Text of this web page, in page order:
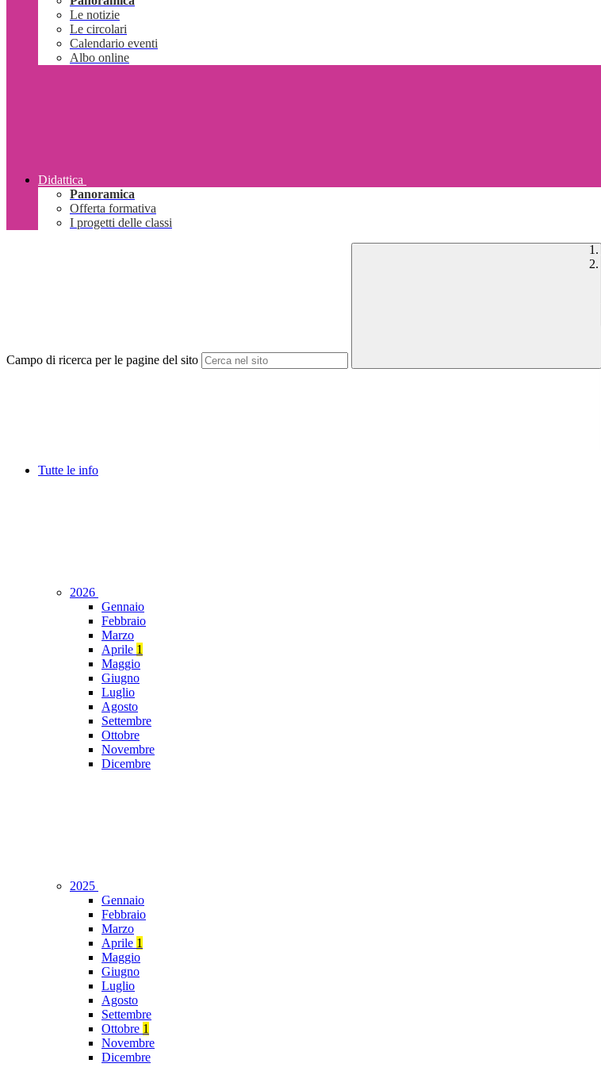
Le notizie
Le circolari
Calendario eventi
Albo online
Didattica
Panoramica
Offerta formativa
I progetti delle classi
Campo di ricerca per le pagine del sito
Tutte le info
2026
Gennaio
Febbraio
Marzo
Aprile 1
Maggio
Giugno
Luglio
Agosto
Settembre
Ottobre
Novembre
Dicembre
2025
Gennaio
Febbraio
Marzo
Aprile 1
Maggio
Giugno
Luglio
Agosto
Settembre
Ottobre 1
Novembre
Dicembre